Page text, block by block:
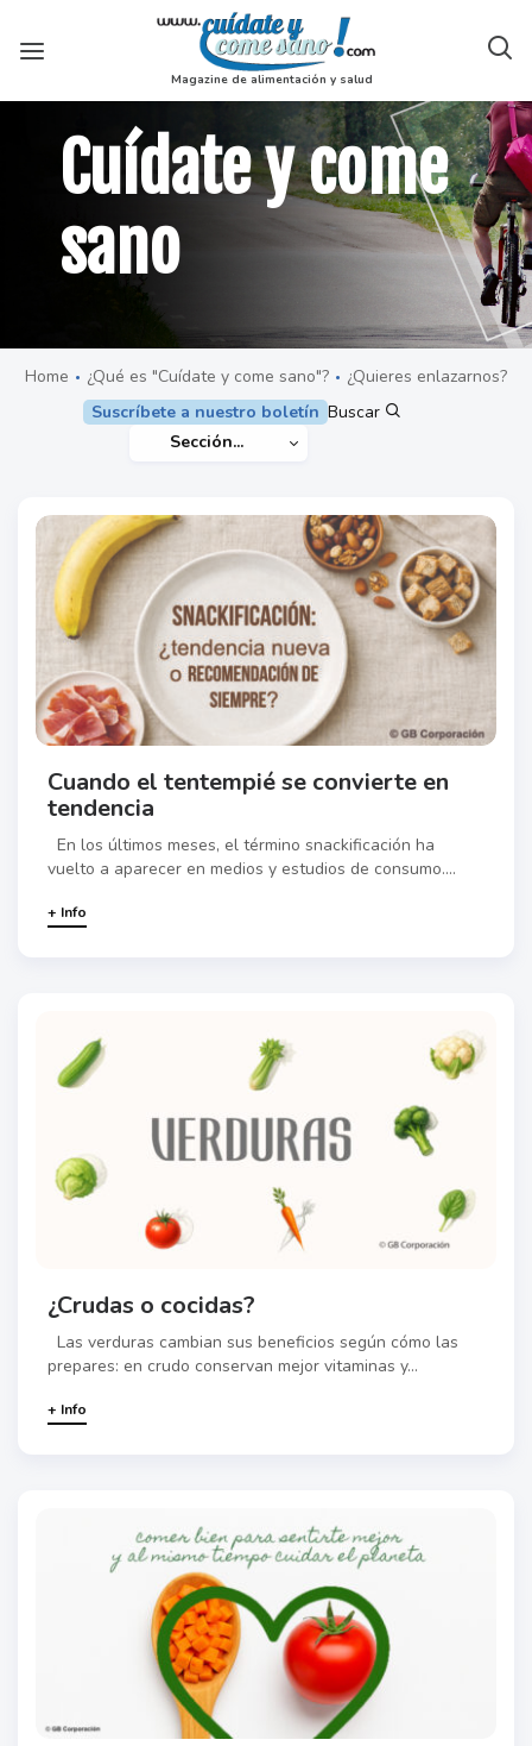
Magazine de alimentación y salud
Cuídate y come
sano
Home · ¿Qué es "Cuídate y come sano"? · ¿Quieres enlazarnos?
Buscar
Suscríbete a nuestro boletín
Sección...
Cuando el tentempié se convierte en
tendencia
En los últimos meses, el término snackificación ha
vuelto a aparecer en medios y estudios de consumo....
+ Info
¿Crudas o cocidas?
Las verduras cambian sus beneficios según cómo las
prepares: en crudo conservan mejor vitaminas y...
+ Info